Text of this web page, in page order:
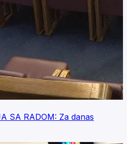
SA RADOM: Za danas